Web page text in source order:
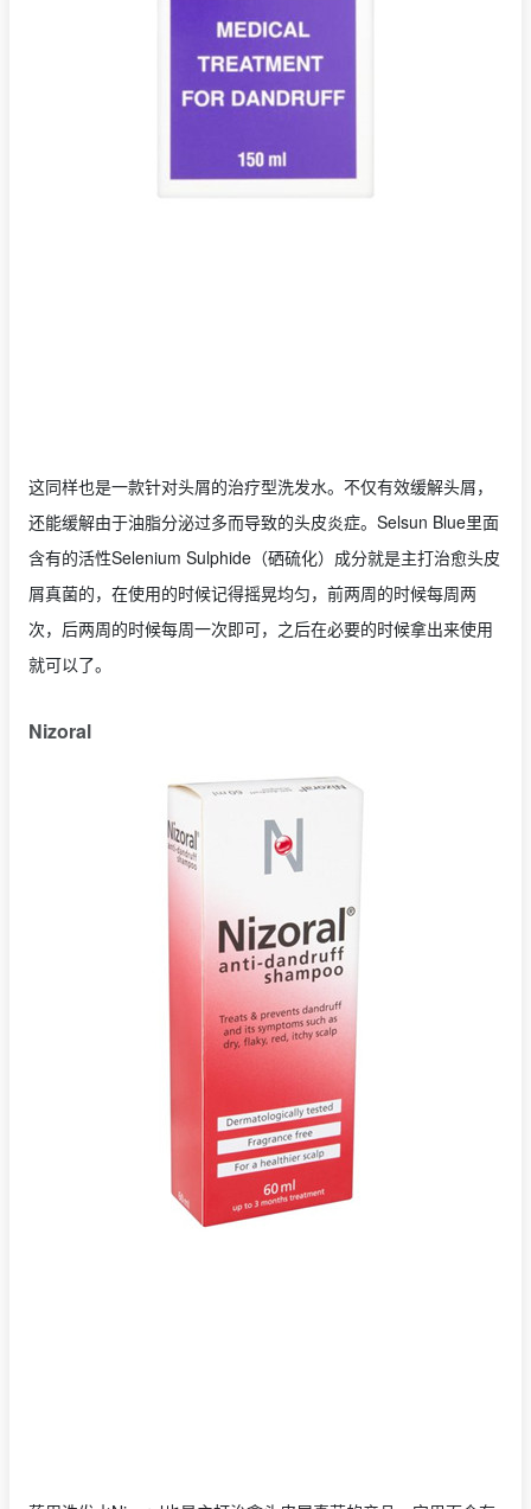
这同样也是一款针对头屑的治疗型洗发水。不仅有效缓解头屑，
还能缓解由于油脂分泌过多而导致的头皮炎症。Selsun Blue里面
含有的活性Selenium Sulphide（硒硫化）成分就是主打治愈头皮
屑真菌的，在使用的时候记得摇晃均匀，前两周的时候每周两
次，后两周的时候每周一次即可，之后在必要的时候拿出来使用
就可以了。
Nizoral